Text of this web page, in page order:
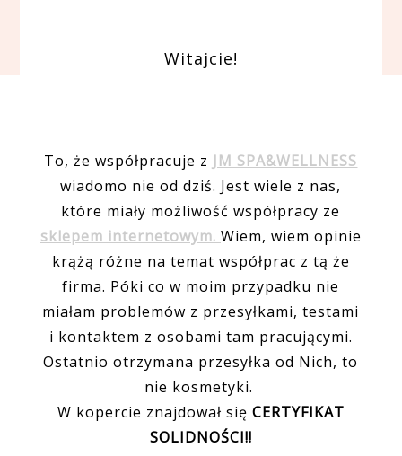
Witajcie!
To, że współpracuje z JM SPA&WELLNESS
wiadomo nie od dziś. Jest wiele z nas,
które miały możliwość współpracy ze
sklepem internetowym. Wiem, wiem opinie
krążą różne na temat współprac z tą że
firma. Póki co w moim przypadku nie
miałam problemów z przesyłkami, testami
i kontaktem z osobami tam pracującymi.
Ostatnio otrzymana przesyłka od Nich, to
nie kosmetyki.
W kopercie znajdował się CERTYFIKAT
SOLIDNOŚCI!!